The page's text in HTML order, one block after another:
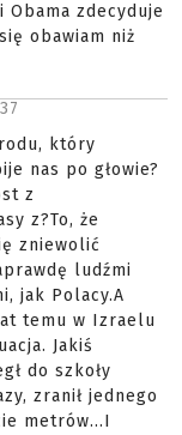
zdecyduje
obawiam niż
który
nas po głowie?
z
z?To, że
zniewolić
ludźmi
jak Polacy.A
temu w Izraelu
Jakiś
do szkoły
zranił jednego
metrów...I